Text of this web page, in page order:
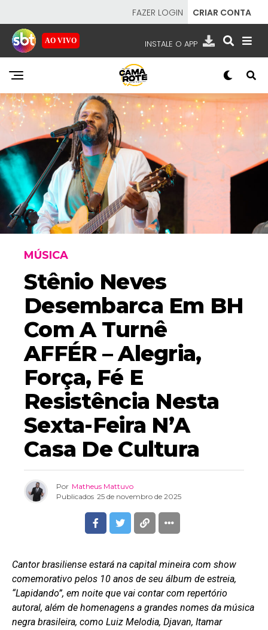
FAZER LOGIN CRIAR CONTA
AO VIVO INSTALE O APP
EMISSORAS
NOSSAS REDES APP TV SBT
SBT- SISTEMA BRASILEIRO DE TELEVISÃO
MÚSICA
Stênio Neves
Desembarca Em BH
Com A Turnê
AFFÉR – Alegria,
Força, Fé E
Resistência Nesta
Sexta-Feira N’A
Casa De Cultura
Por Matheus Mattuvo
Publicados 25 de novembro de 2025
Cantor brasiliense estará na capital mineira com show
comemorativo pelos 10 anos de seu álbum de estreia,
“Lapidando”, em noite que vai contar com repertório
autoral, além de homenagens a grandes nomes da música
negra brasileira, como Luiz Melodia, Djavan, Itamar